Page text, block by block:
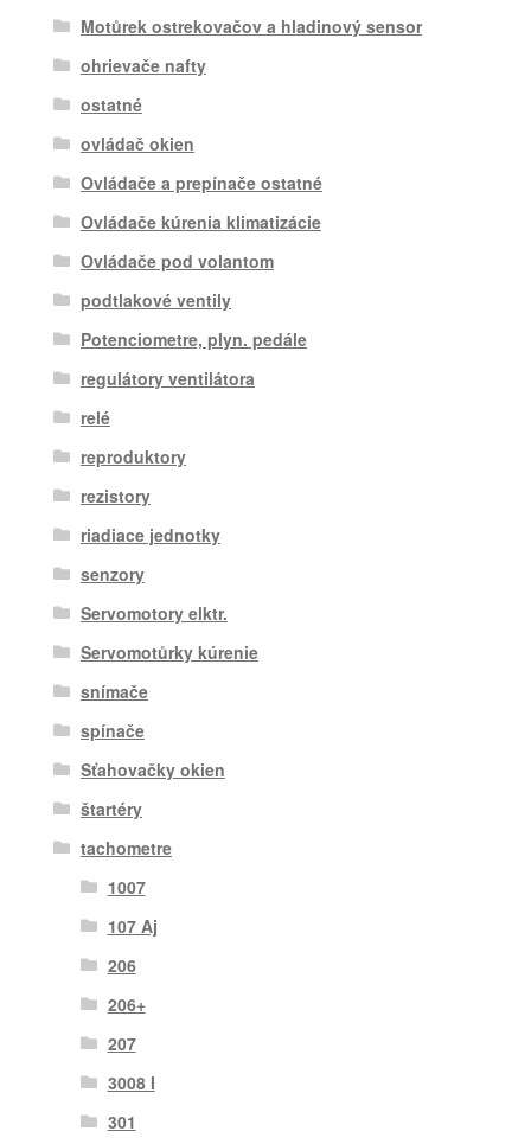
Motůrek ostrekovačov a hladinový sensor
ohrievače nafty
ostatné
ovládač okien
Ovládače a prepínače ostatné
Ovládače kúrenia klimatizácie
Ovládače pod volantom
podtlakové ventily
Potenciometre, plyn. pedále
regulátory ventilátora
relé
reproduktory
rezistory
riadiace jednotky
senzory
Servomotory elktr.
Servomotůrky kúrenie
snímače
spínače
Sťahovačky okien
štartéry
tachometre
1007
107 Aj
206
206+
207
3008 I
301